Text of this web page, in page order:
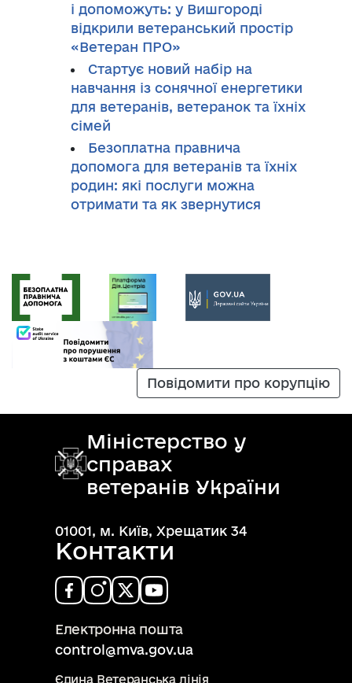
і допоможуть: у Вишгороді
відкрили ветеранський простір
«Ветеран ПРО»
Стартує новий набір на
навчання із сонячної енергетики
для ветеранів, ветеранок та їхніх
сімей
Безоплатна правнича
допомога для ветеранів та їхніх
родин: які послуги можна
отримати та як звернутися
Повідомити про корупцію
Міністерство у
справах
ветеранів України
01001, м. Київ, Хрещатик 34
Контакти
Електронна пошта
control@mva.gov.ua
Єдина Ветеранська лінія